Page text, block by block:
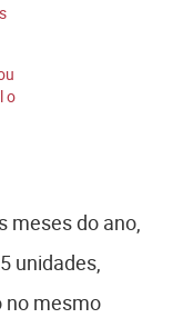
o
meses do ano,
unidades,
no mesmo